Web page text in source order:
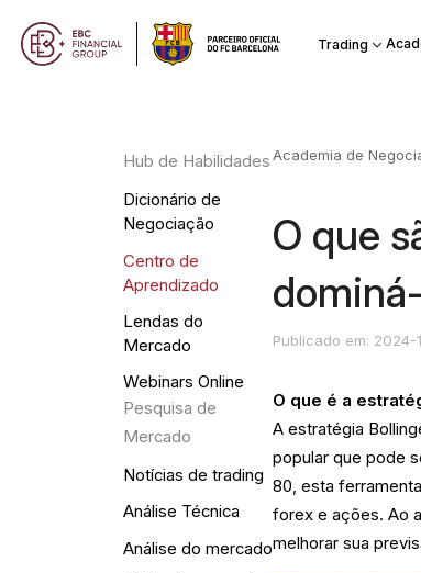
Trading
Hub de Habilidades
Dicionário de
Negociação
Centro de
Aprendizado
Lendas do
Mercado
Webinars Online
Pesquisa de
Mercado
Notícias de trading
Análise Técnica
Análise do mercado
Academia de
O que
Publicado em: 2024-
O que é a
A estratégia
popular que pode
80, esta
forex e ações. Ao
melhorar sua